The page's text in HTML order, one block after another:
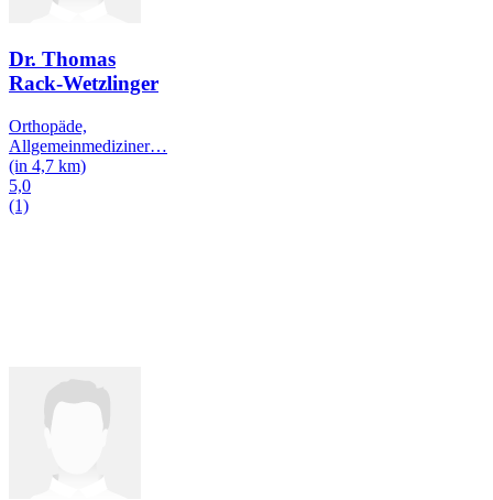
Dr. Thomas
Rack-Wetzlinger
Orthopäde,
Allgemeinmediziner…
(in 4,7 km)
5,0
(1)